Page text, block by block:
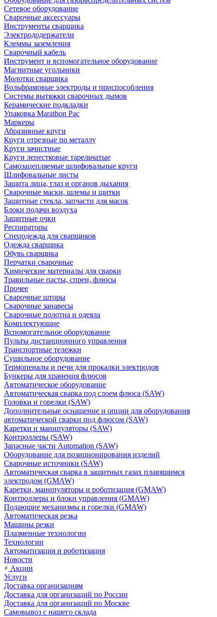
Сетевое оборудование
Сварочные аксессуары
Инструменты сварщика
Электрододержатели
Клеммы заземления
Сварочный кабель
Инструмент и вспомогательное оборудование
Магнитные угольники
Молотки сварщика
Вольфрамовые электроды и приспособления
Системы вытяжки сварочных дымов
Керамические подкладки
Упаковка Marathon Pac
Маркеры
Абразивные круги
Круги отрезные по металлу
Круги зачистные
Круги лепестковые тарельчатые
Самозацепляемые шлифовальные круги
Шлифовальные листы
Защита лица, глаз и органов дыхания
Сварочные маски, шлемы и щитки
Защитные стекла, запчасти для масок
Блоки подачи воздуха
Защитные очки
Респираторы
Спецодежда для сварщиков
Одежда сварщика
Обувь сварщика
Перчатки сварочные
Химические материалы для сварки
Травильные пасты, спреи, флюсы
Прочее
Сварочные шторы
Сварочные занавесы
Сварочные полотна и одеяла
Комплектующие
Вспомогательное оборудование
Пульты дистанционного управления
Транспортные тележки
Сушильное оборудование
Термопеналы и печи для прокалки электродов
Бункеры для хранения флюсов
Автоматическое оборудование
Автоматическая сварка под слоем флюса (SAW)
Головки и горелки (SAW)
Дополнительные оснащение и опции для оборудования
автоматической сварки под флюсом (SAW)
Каретки и манипуляторы (SAW)
Контроллеры (SAW)
Запасные части Automation (SAW)
Оборудование для позиционирования изделий
Сварочные источники (SAW)
Автоматическая сварка в защитных газах плавящимся
электродом (GMAW)
Каретки, манипуляторы и роботизация (GMAW)
Контроллеры и блоки управления (GMAW)
Подающие механизмы и горелки (GMAW)
Автоматическая резка
Машины резки
Плазменные технологии
Технологии
Автоматизация и роботизация
Новости
Акции
Услуги
Доставка организациям
Доставка для организаций по России
Доставка для организаций по Москве
Самовывоз с нашего склада